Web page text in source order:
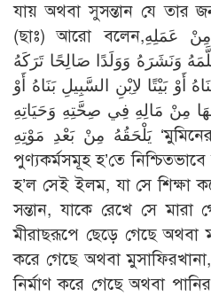
যায় অথবা সুসন্তান যে তার
(ছাঃ) আরো বলেন,إِنَّ مِمَّا يَلْحَقُ الْمُؤْمِنَ مِنْ عَمَلِهِ
وَنَشَرَهُ وَوَلَدًا صَالِحًا تَرَكَهُ
أَوْ بَيْتًا لاِبْنِ السَّبِيلِ بَنَاهُ أَوْ
مِنْ مَالِهِ فِي صِحَّتِهِ وَحَيَاتِهِ
يَلْحَقُهُ مِنْ بَعْدِ مَوْتِهِ ‘মুমিনের মৃত্যুর পর তার আমল ও
পুণ্যকর্মসমূহ হ’তে
হ’ল সেই ইলম, যা সে শিক্ষা
সন্তান, যাকে রেখে সে
মীরাছরূপে ছেড়ে গেছে অথবা
করে গেছে অথবা
নির্মাণ করে গেছে অথবা